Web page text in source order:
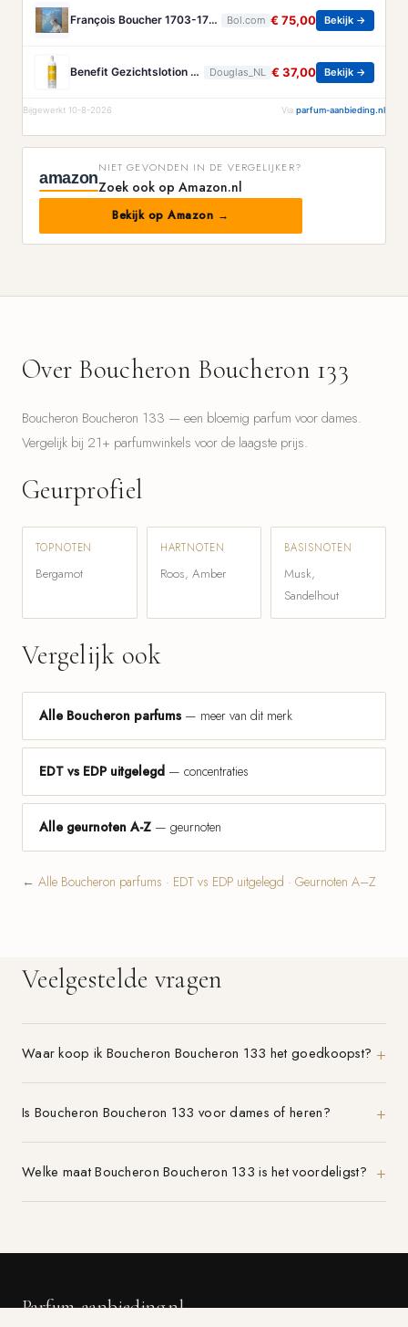
François Boucher 1703-1770 - Brandt, Christa Bol.com € 75,00 Bekijk →
Benefit Gezichtslotion The POREfessional Gezichtstoner Unisex 133ml Douglas_NL € 37,00 Bekijk →
Bijgewerkt 10-8-2026 Via parfum-aanbieding.nl
amazon
NIET GEVONDEN IN DE VERGELIJKER?
Zoek ook op Amazon.nl
Bekijk op Amazon →
Over Boucheron Boucheron 133
Boucheron Boucheron 133 — een bloemig parfum voor dames.
Vergelijk bij 21+ parfumwinkels voor de laagste prijs.
Geurprofiel
TOPNOTEN
Bergamot
HARTNOTEN
Roos, Amber
BASISNOTEN
Musk,
Sandelhout
Vergelijk ook
Alle Boucheron parfums — meer van dit merk
EDT vs EDP uitgelegd — concentraties
Alle geurnoten A-Z — geurnoten
← Alle Boucheron parfums · EDT vs EDP uitgelegd · Geurnoten A–Z
Veelgestelde vragen
Waar koop ik Boucheron Boucheron 133 het goedkoopst?
Is Boucheron Boucheron 133 voor dames of heren?
Welke maat Boucheron Boucheron 133 is het voordeligst?
Parfum-aanbieding.nl